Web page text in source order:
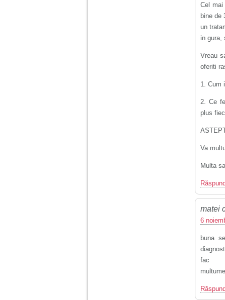
Cel mai
bine de
un
in gura,
Vreau
oferiti
1. Cum
2. Ce
plus
Va
Multa
matei
6
buna
fac